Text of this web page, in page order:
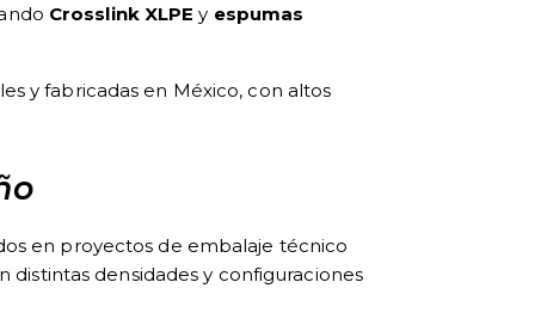
Crosslink XLPE y espumas
y fabricadas en México, con altos
en proyectos de embalaje técnico
distintas densidades y configuraciones